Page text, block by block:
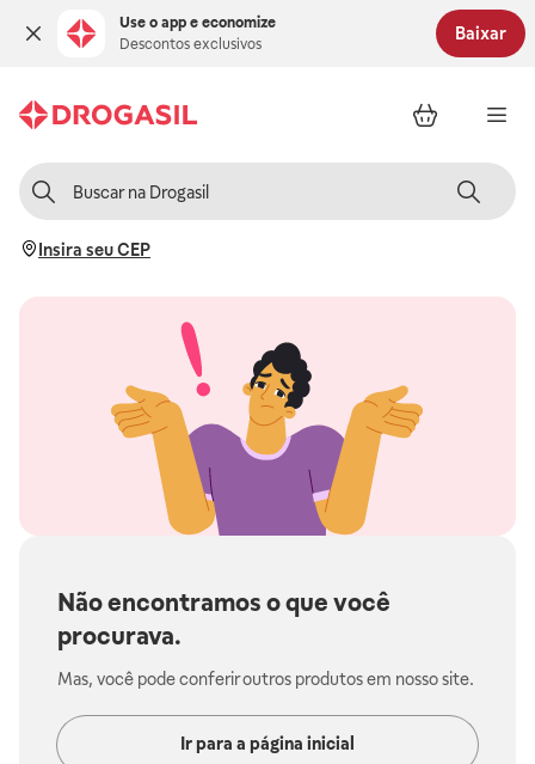
Use o app e economize
Descontos exclusivos
Baixar
Insira seu CEP
Não encontramos o que você
procurava.
Mas, você pode conferir outros produtos em nosso site.
Ir para a página inicial